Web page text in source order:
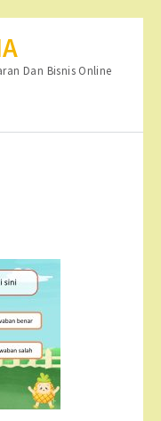
Dan Bisnis Online